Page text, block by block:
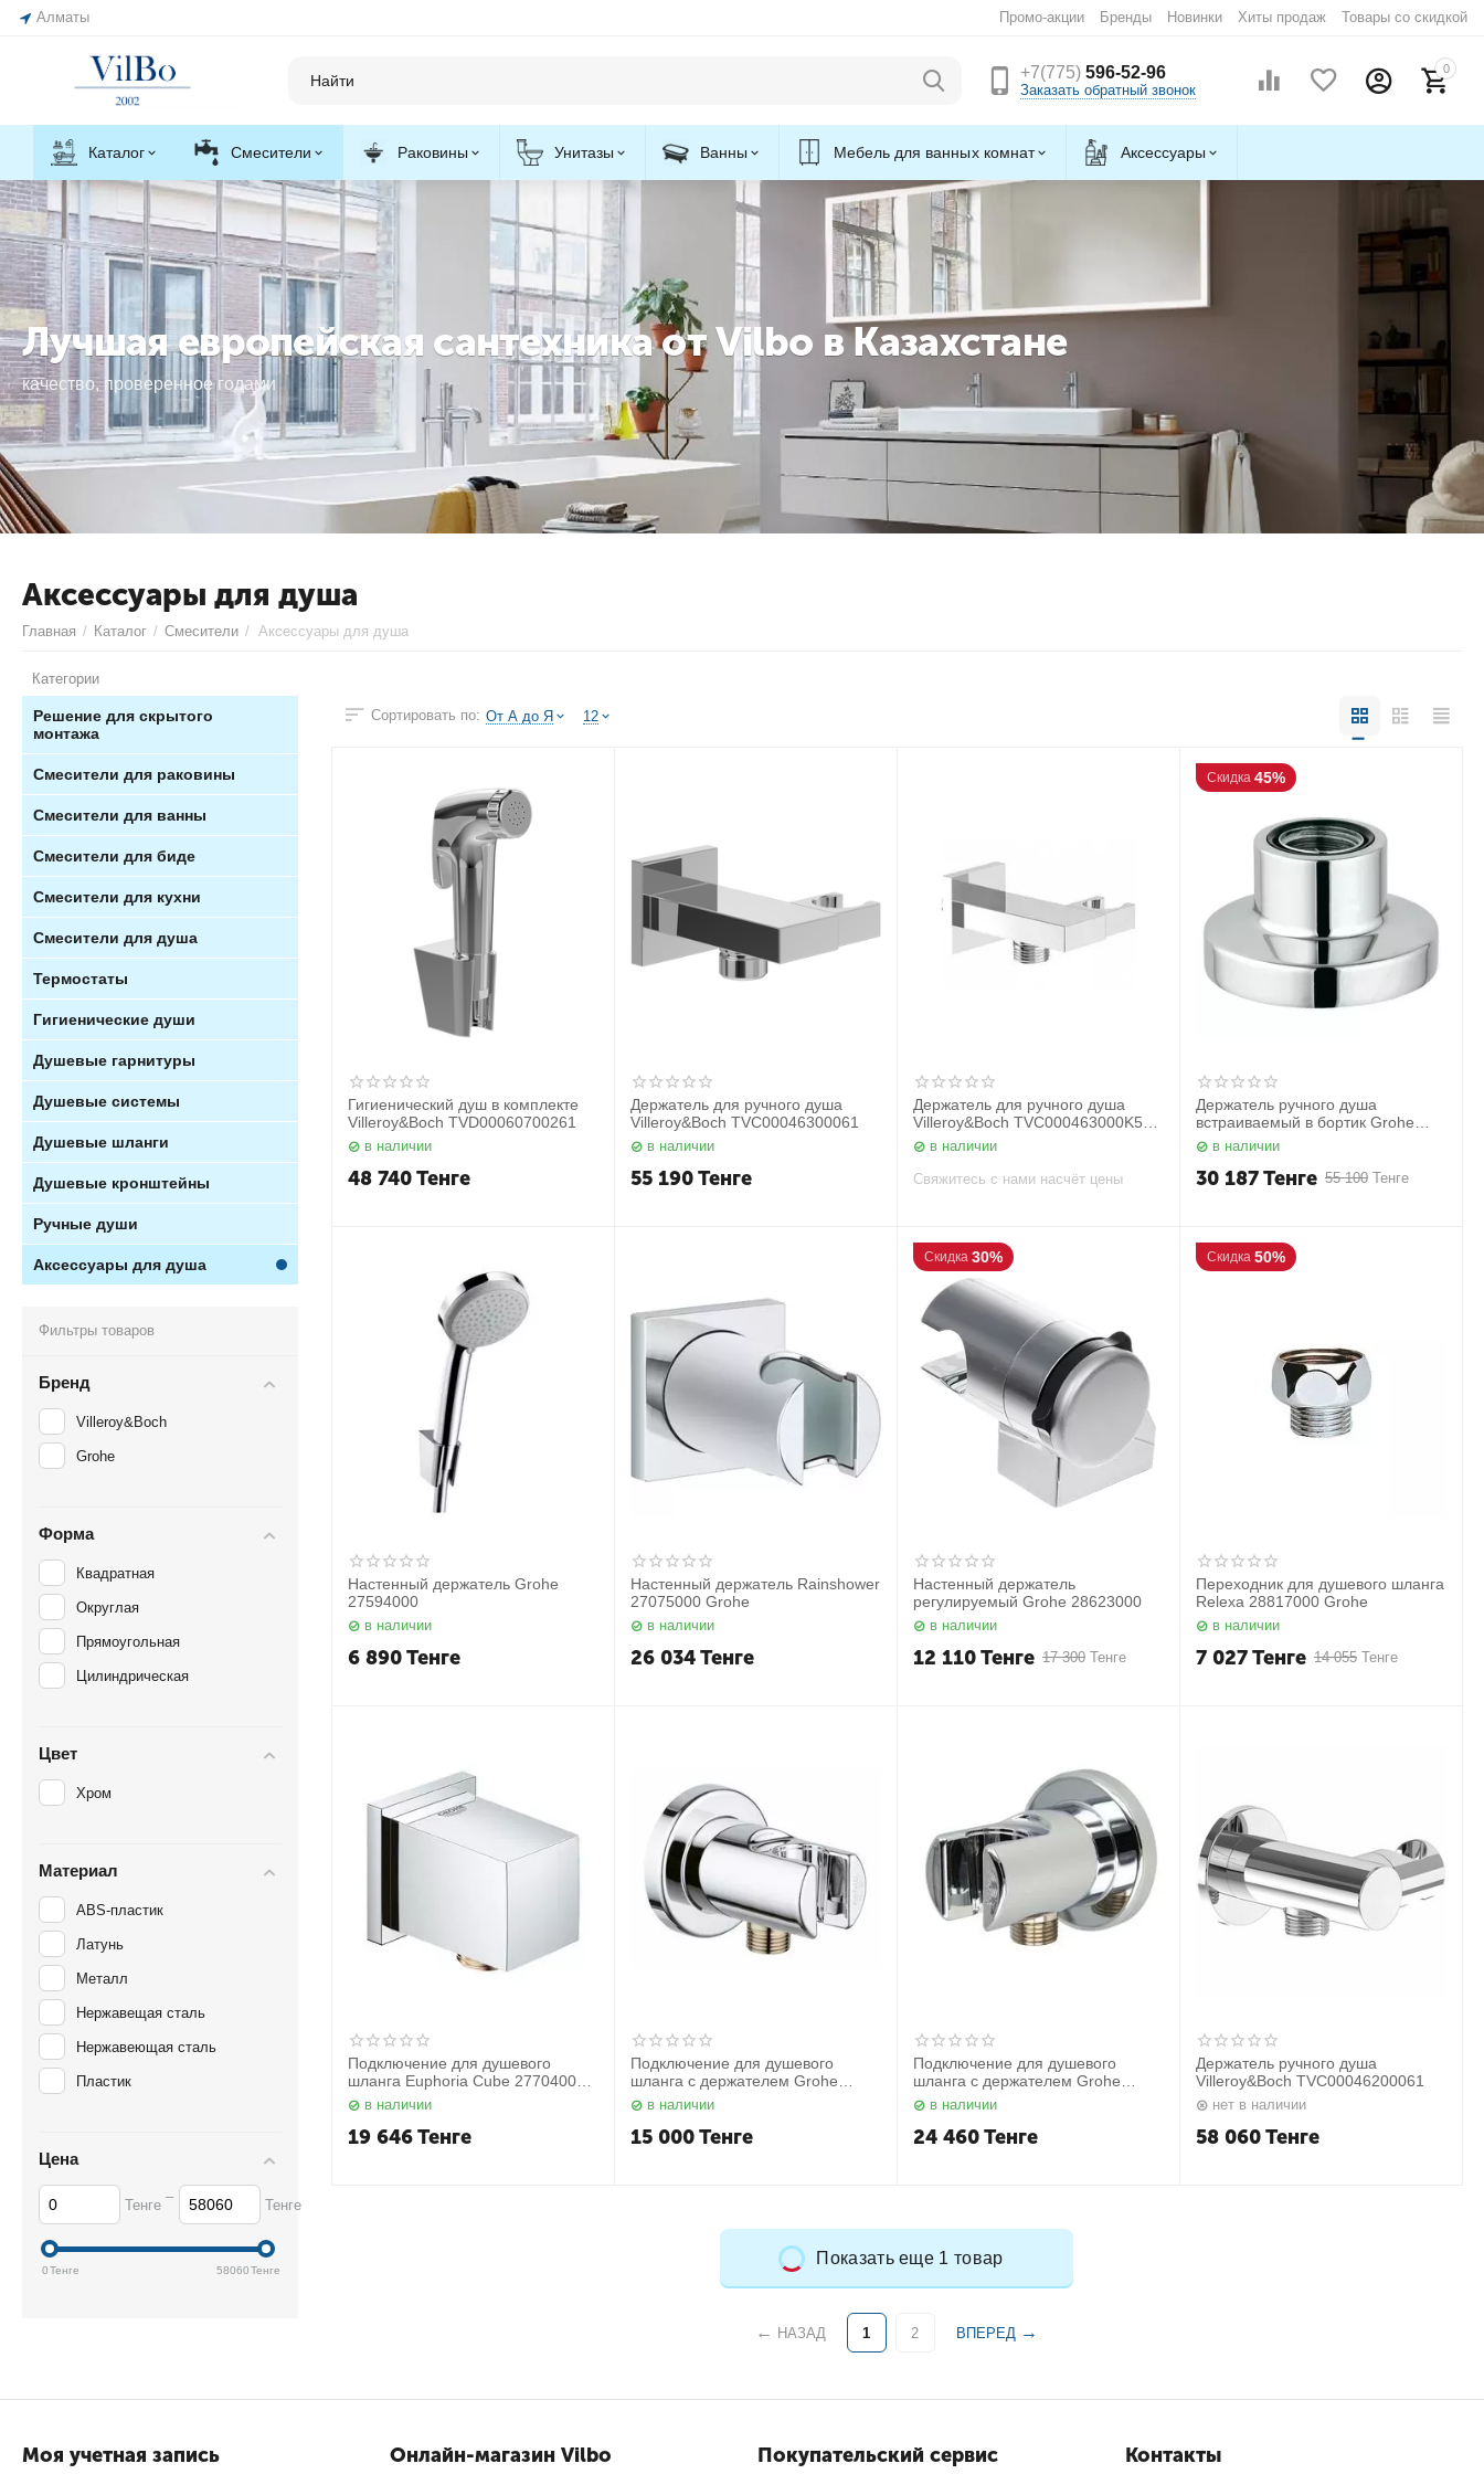
Алматы Промо-акции Бренды Новинки Хиты продаж Товары со скидкой
+7(775)596-52-96
Заказать обратный звонок
0
Каталог Смесители Раковины Унитазы Ванны Мебель для ванных комнат Аксессуары
Лучшая европейская сантехника от Vilbo в Казахстане
качество, проверенное годами
Аксессуары для душа
Главная / Каталог / Смесители / Аксессуары для душа
Категории
Сортировать по: От А до Я 12
Гигиенический душ в комплекте
Villeroy&Boch TVD00060700261
в наличии
48 740Тенге
Держатель для ручного душа
Villeroy&Boch TVC00046300061
в наличии
55 190Тенге
Держатель для ручного душа
Villeroy&Boch TVC000463000K5
матовый
в наличии
Свяжитесь с нами насчёт цены
Скидка 45%
Держатель ручного душа
встраиваемый в бортик Grohe
27151000
в наличии
55 100 Тенге
30 187Тенге
Настенный держатель Grohe
27594000
в наличии
6 890Тенге
Настенный держатель Rainshower
27075000 Grohe
в наличии
26 034Тенге
Скидка 30%
Настенный держатель
регулируемый Grohe 28623000
в наличии
17 300 Тенге
12 110Тенге
Скидка 50%
Переходник для душевого шланга
Relexa 28817000 Grohe
в наличии
14 055 Тенге
7 027Тенге
Подключение для душевого
шланга Euphoria Cube 27704000
Grohe
в наличии
19 646Тенге
Подключение для душевого
шланга с держателем Grohe
28628000
в наличии
15 000Тенге
Подключение для душевого
шланга с держателем Grohe
28679000
в наличии
24 460Тенге
Держатель ручного душа
Villeroy&Boch TVC00046200061
нет в наличии
58 060Тенге
Показать еще 1 товар
НАЗАД 1 2 ВПЕРЕД
Решение для скрытого
монтажа
Смесители для раковины
Смесители для ванны
Смесители для биде
Смесители для кухни
Смесители для душа
Термостаты
Гигиенические души
Душевые гарнитуры
Душевые системы
Душевые шланги
Душевые кронштейны
Ручные души
Аксессуары для душа
Фильтры товаров
Бренд
Villeroy&Boch
Grohe
Форма
Квадратная
Округлая
Прямоугольная
Цилиндрическая
Цвет
Хром
Материал
ABS-пластик
Латунь
Металл
Нержавещая сталь
Нержавеющая сталь
Пластик
Цена
Тенге
–
Тенге
0Тенге 58060Тенге
Моя учетная запись Онлайн-магазин Vilbo Покупательский сервис Контакты